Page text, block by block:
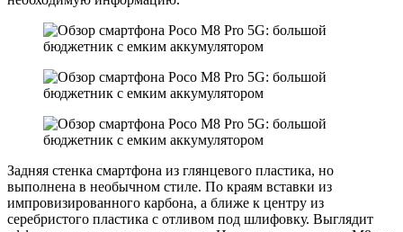
Задняя стенка смартфона из глянцевого пластика, но
выполнена в необычном стиле. По краям вставки из
импровизированного карбона, а ближе к центру из
серебристого пластика с отливом под шлифовку. Выглядит